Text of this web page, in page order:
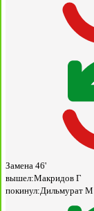
Замена 46'
вышел:Макридов Г
покинул:Дильмурат М